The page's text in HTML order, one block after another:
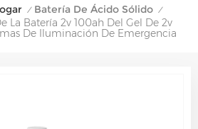
/ Batería De Ácido Sólido /
La Batería 2v 100ah Del Gel De 2v
De Iluminación De Emergencia